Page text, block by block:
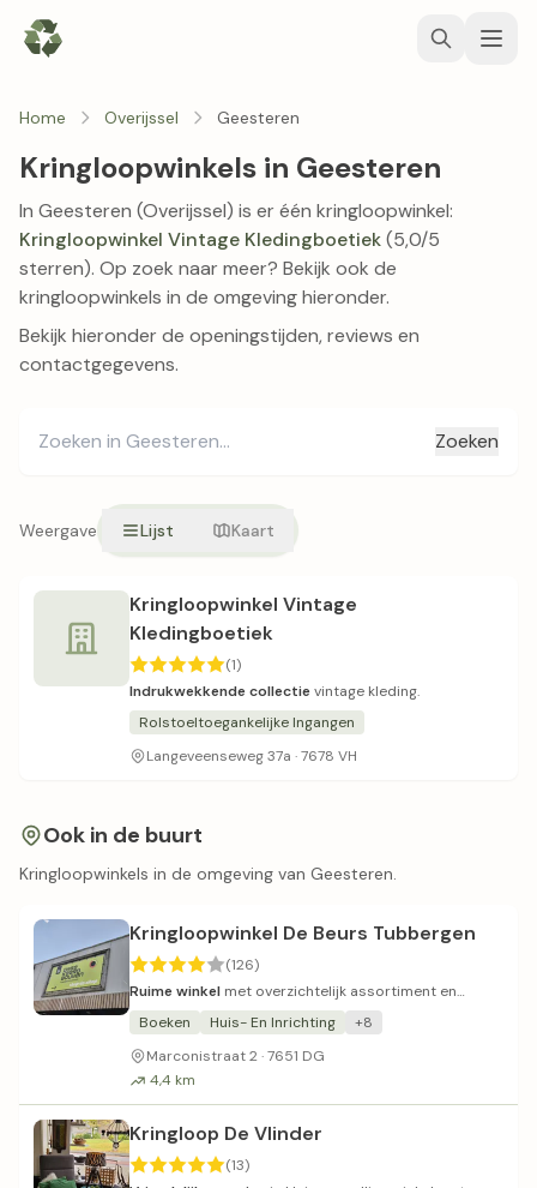
Home Overijssel Geesteren
Kringloopwinkels in Geesteren
In Geesteren (Overijssel) is er één kringloopwinkel:
Kringloopwinkel Vintage Kledingboetiek(5,0/5
sterren). Op zoek naar meer? Bekijk ook de
kringloopwinkels in de omgeving hieronder.
Bekijk hieronder de openingstijden, reviews en
contactgegevens.
Zoeken
Weergave Lijst Kaart
Kringloopwinkel Vintage
Kledingboetiek
(1)
Indrukwekkende collectie vintage kleding.
Rolstoeltoegankelijke Ingangen
Langeveenseweg 37a · 7678 VH
Ook in de buurt
Kringloopwinkels in de omgeving van Geesteren.
Kringloopwinkel De Beurs Tubbergen
(126)
Ruime winkel met overzichtelijk assortiment en
schommelende prijzen.
Boeken Huis- En Inrichting
+8
Marconistraat 2 · 7651 DG
4,4 km
Kringloop De Vlinder
(13)